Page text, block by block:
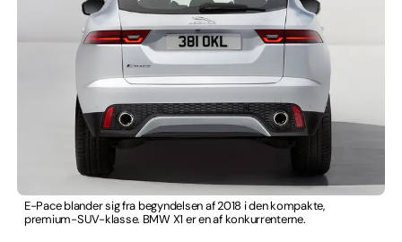
E-Pace blander sig fra begyndelsen af 2018 i den kompakte,
premium-SUV-klasse. BMW X1 er en af konkurrenterne.